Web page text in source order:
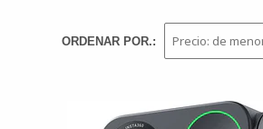
ORDENAR POR.: